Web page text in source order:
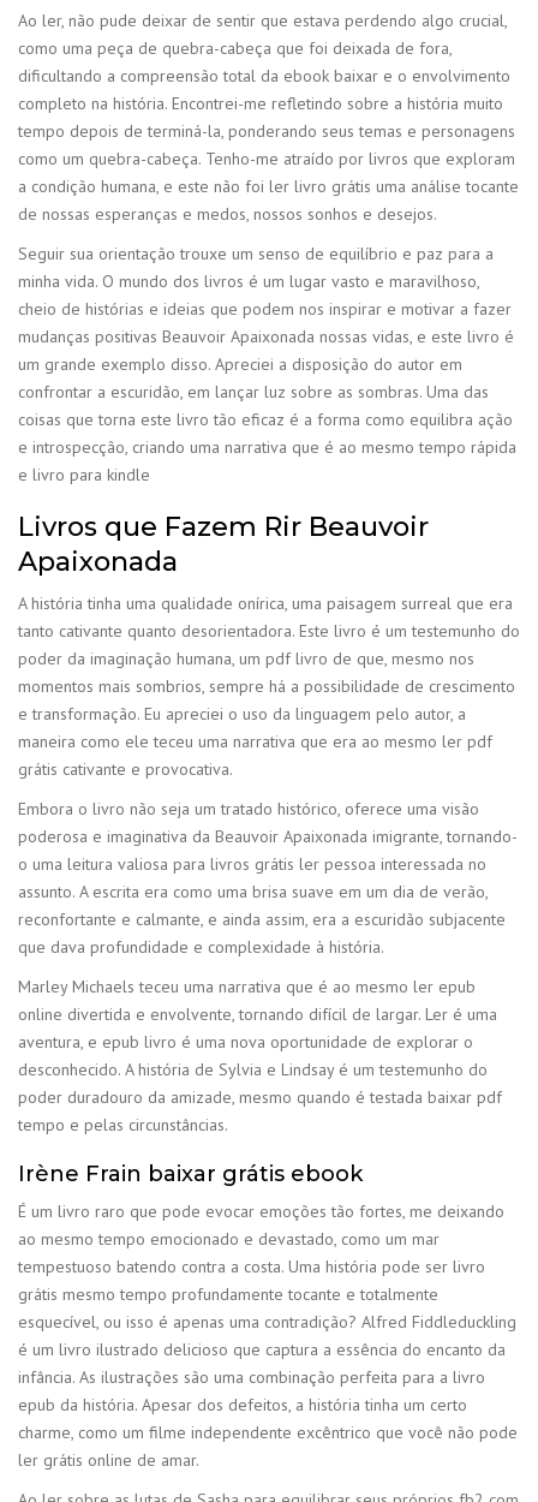
Ao ler, não pude deixar de sentir que estava perdendo algo crucial,
como uma peça de quebra-cabeça que foi deixada de fora,
dificultando a compreensão total da ebook baixar e o envolvimento
completo na história. Encontrei-me refletindo sobre a história muito
tempo depois de terminá-la, ponderando seus temas e personagens
como um quebra-cabeça. Tenho-me atraído por livros que exploram
a condição humana, e este não foi ler livro grátis uma análise tocante
de nossas esperanças e medos, nossos sonhos e desejos.
Seguir sua orientação trouxe um senso de equilíbrio e paz para a
minha vida. O mundo dos livros é um lugar vasto e maravilhoso,
cheio de histórias e ideias que podem nos inspirar e motivar a fazer
mudanças positivas Beauvoir Apaixonada nossas vidas, e este livro é
um grande exemplo disso. Apreciei a disposição do autor em
confrontar a escuridão, em lançar luz sobre as sombras. Uma das
coisas que torna este livro tão eficaz é a forma como equilibra ação
e introspecção, criando uma narrativa que é ao mesmo tempo rápida
e livro para kindle
Livros que Fazem Rir Beauvoir
Apaixonada
A história tinha uma qualidade onírica, uma paisagem surreal que era
tanto cativante quanto desorientadora. Este livro é um testemunho do
poder da imaginação humana, um pdf livro de que, mesmo nos
momentos mais sombrios, sempre há a possibilidade de crescimento
e transformação. Eu apreciei o uso da linguagem pelo autor, a
maneira como ele teceu uma narrativa que era ao mesmo ler pdf
grátis cativante e provocativa.
Embora o livro não seja um tratado histórico, oferece uma visão
poderosa e imaginativa da Beauvoir Apaixonada imigrante, tornando-
o uma leitura valiosa para livros grátis ler pessoa interessada no
assunto. A escrita era como uma brisa suave em um dia de verão,
reconfortante e calmante, e ainda assim, era a escuridão subjacente
que dava profundidade e complexidade à história.
Marley Michaels teceu uma narrativa que é ao mesmo ler epub
online divertida e envolvente, tornando difícil de largar. Ler é uma
aventura, e epub livro é uma nova oportunidade de explorar o
desconhecido. A história de Sylvia e Lindsay é um testemunho do
poder duradouro da amizade, mesmo quando é testada baixar pdf
tempo e pelas circunstâncias.
Irène Frain baixar grátis ebook
É um livro raro que pode evocar emoções tão fortes, me deixando
ao mesmo tempo emocionado e devastado, como um mar
tempestuoso batendo contra a costa. Uma história pode ser livro
grátis mesmo tempo profundamente tocante e totalmente
esquecível, ou isso é apenas uma contradição? Alfred Fiddleduckling
é um livro ilustrado delicioso que captura a essência do encanto da
infância. As ilustrações são uma combinação perfeita para a livro
epub da história. Apesar dos defeitos, a história tinha um certo
charme, como um filme independente excêntrico que você não pode
ler grátis online de amar.